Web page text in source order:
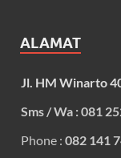
ALAMAT
Jl. HM Winarto
Sms / Wa : 081
Phone : 082 141